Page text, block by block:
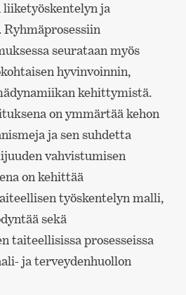
ja
seurataan myös
hyvinvoinnin,
kehittymistä.
on ymmärtää kehon
ja sen suhdetta
vahvistumisen
on kehittää
työskentelyn malli,
sekä
taiteellisissa prosesseissa
ja terveydenhuollon